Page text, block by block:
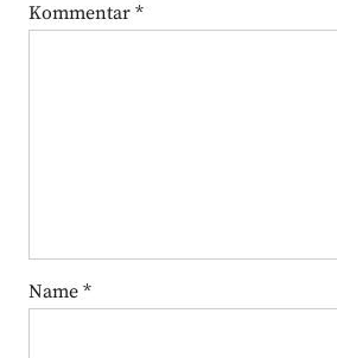
Kommentar *
Name *